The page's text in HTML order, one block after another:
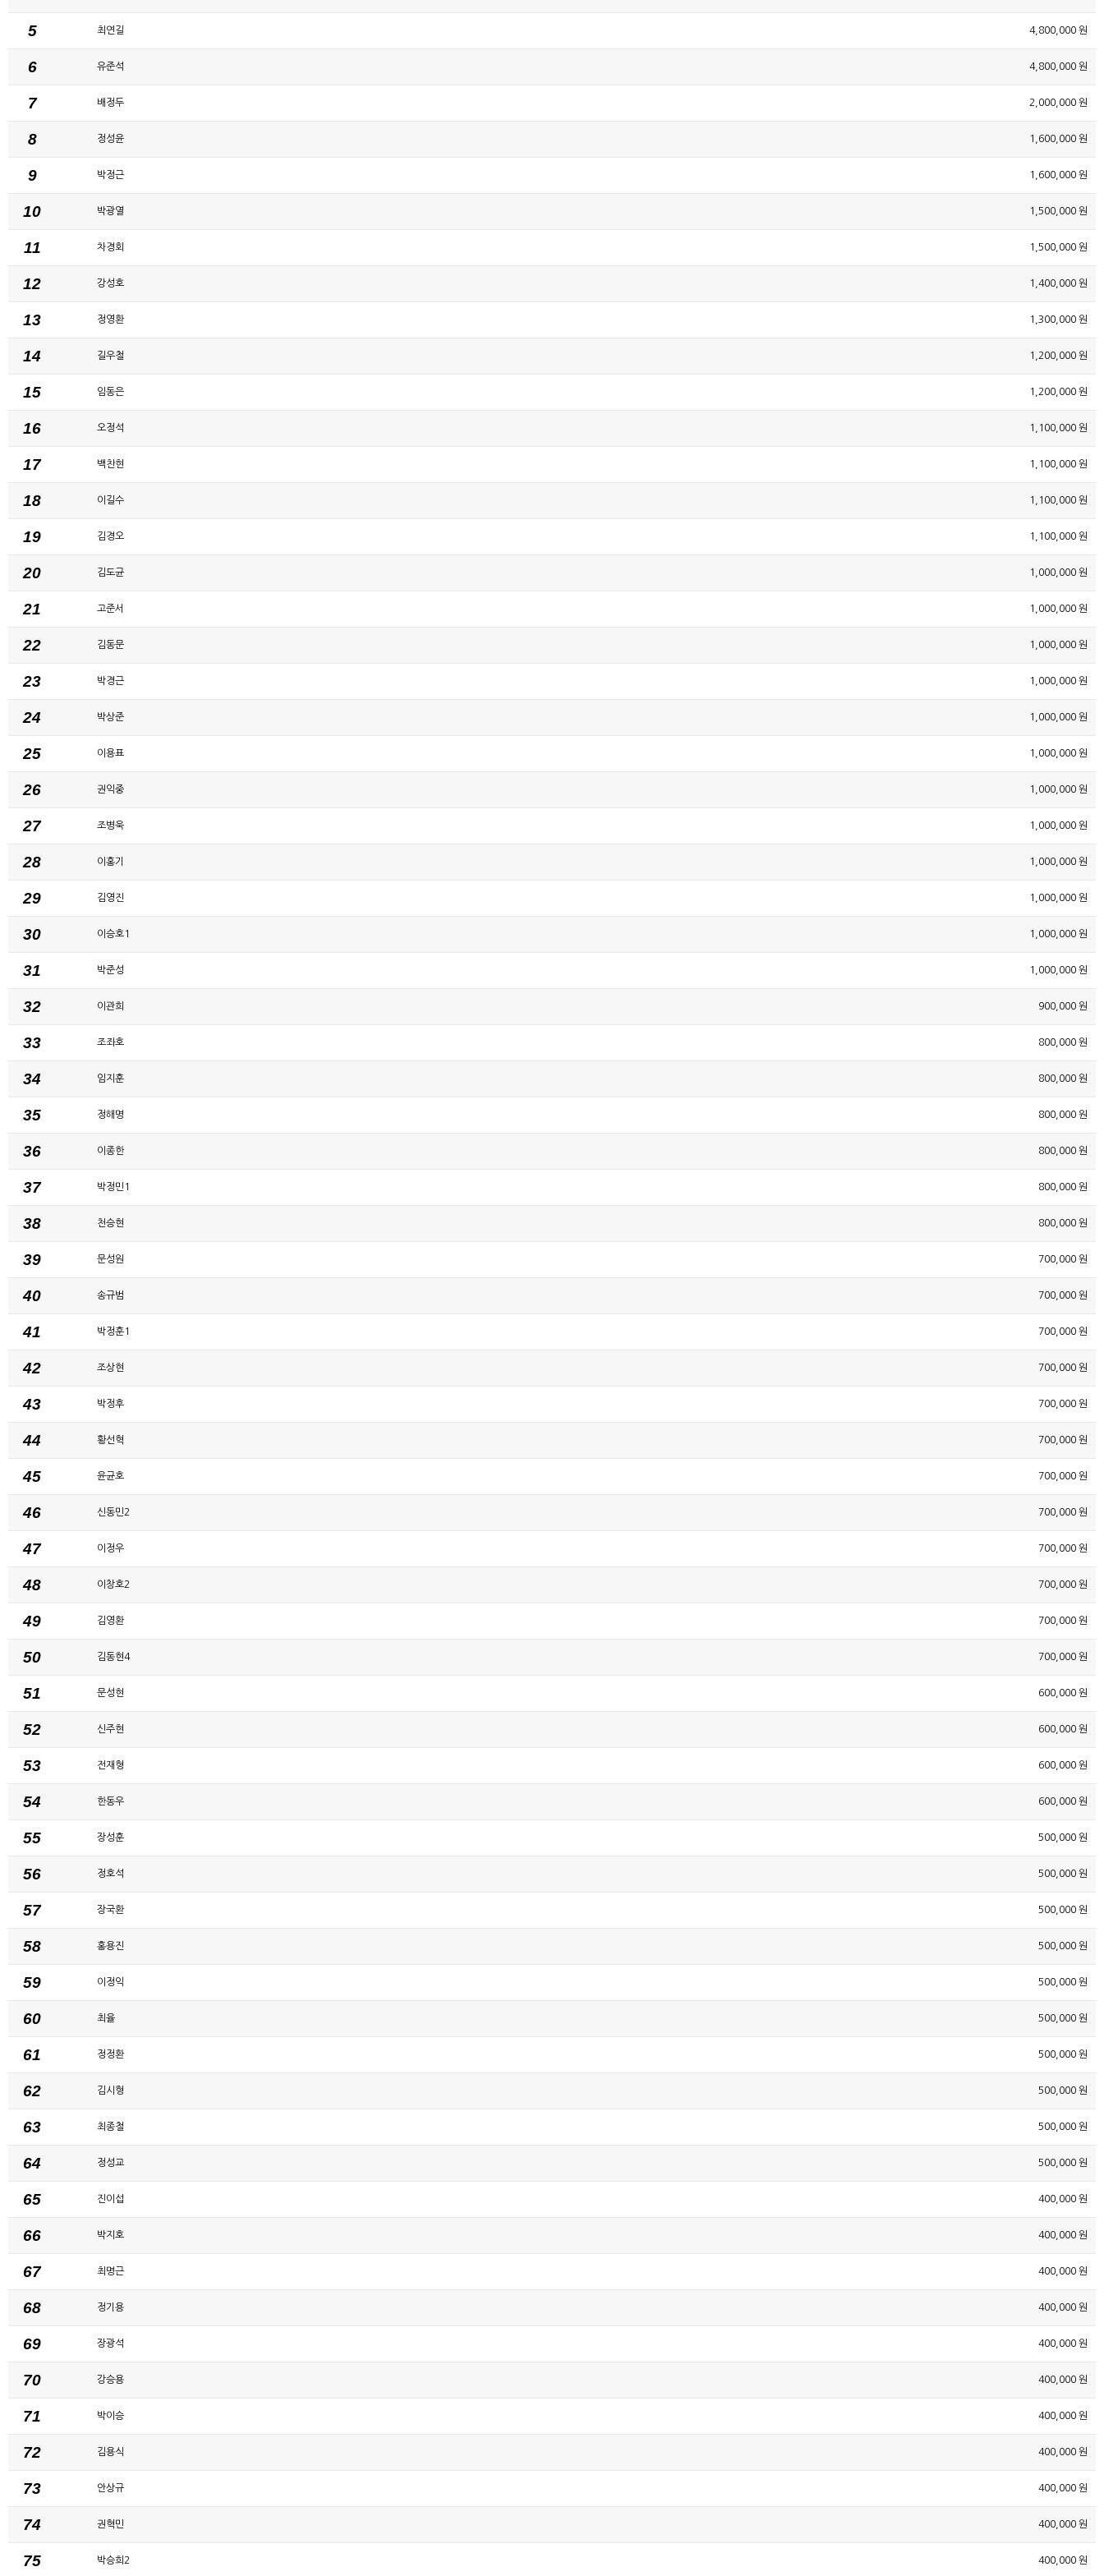
5 최연길 4,800,000 원
6 유준석 4,800,000 원
7 배정두 2,000,000 원
8 정성윤 1,600,000 원
9 박정근 1,600,000 원
10 박광열 1,500,000 원
11 차경회 1,500,000 원
12 강성호 1,400,000 원
13 정영환 1,300,000 원
14 길우철 1,200,000 원
15 임동은 1,200,000 원
16 오정석 1,100,000 원
17 백찬현 1,100,000 원
18 이길수 1,100,000 원
19 김경오 1,100,000 원
20 김도균 1,000,000 원
21 고준서 1,000,000 원
22 김동문 1,000,000 원
23 박경근 1,000,000 원
24 박상준 1,000,000 원
25 이용표 1,000,000 원
26 권익중 1,000,000 원
27 조병욱 1,000,000 원
28 이홍기 1,000,000 원
29 김영진 1,000,000 원
30 이승호1 1,000,000 원
31 박준성 1,000,000 원
32 이관희 900,000 원
33 조좌호 800,000 원
34 임지훈 800,000 원
35 정해명 800,000 원
36 이종한 800,000 원
37 박정민1 800,000 원
38 천승현 800,000 원
39 문성원 700,000 원
40 송규범 700,000 원
41 박정훈1 700,000 원
42 조상현 700,000 원
43 박정후 700,000 원
44 황선혁 700,000 원
45 윤균호 700,000 원
46 신동민2 700,000 원
47 이정우 700,000 원
48 이창호2 700,000 원
49 김영환 700,000 원
50 김동현4 700,000 원
51 문성현 600,000 원
52 신주현 600,000 원
53 전재형 600,000 원
54 한동우 600,000 원
55 장성훈 500,000 원
56 정호석 500,000 원
57 장국환 500,000 원
58 홍용진 500,000 원
59 이정익 500,000 원
60 최율 500,000 원
61 정정환 500,000 원
62 김시형 500,000 원
63 최종철 500,000 원
64 정성교 500,000 원
65 진이섭 400,000 원
66 박지호 400,000 원
67 최명근 400,000 원
68 정기용 400,000 원
69 장광석 400,000 원
70 강승용 400,000 원
71 박이승 400,000 원
72 김용식 400,000 원
73 안상규 400,000 원
74 권혁민 400,000 원
75 박승희2 400,000 원